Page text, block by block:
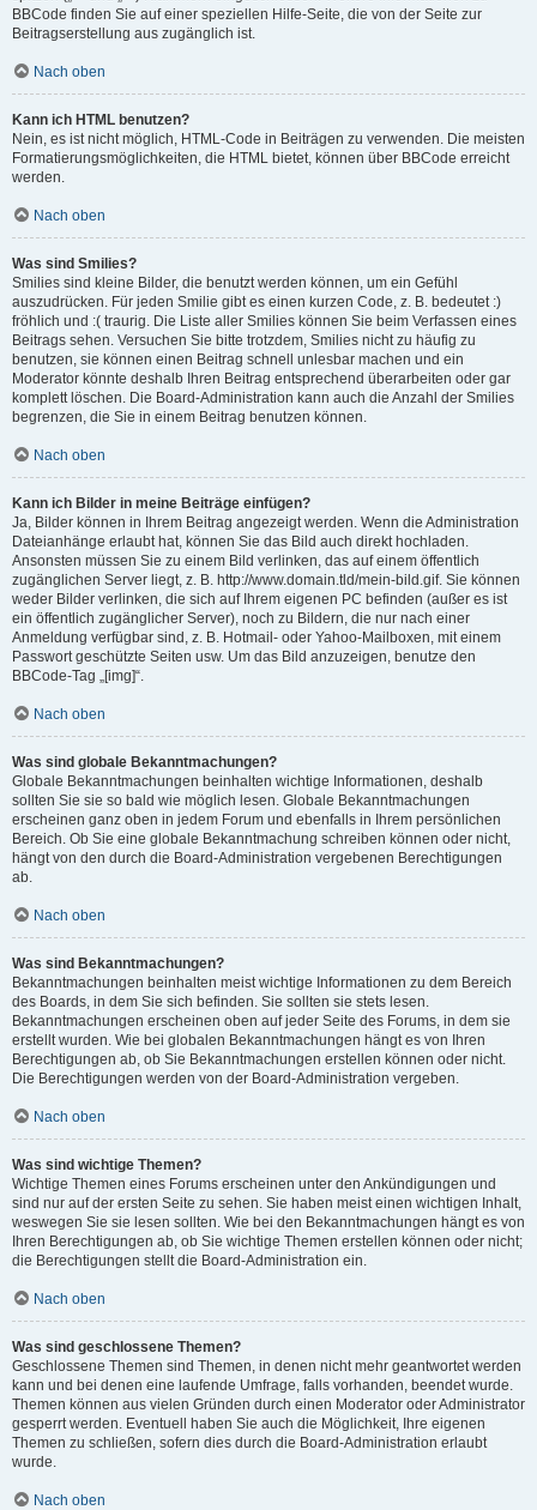
BBCode finden Sie auf einer speziellen Hilfe-Seite, die von der Seite zur
Beitragserstellung aus zugänglich ist.
Nach oben
Kann ich HTML benutzen?
Nein, es ist nicht möglich, HTML-Code in Beiträgen zu verwenden. Die meisten
Formatierungsmöglichkeiten, die HTML bietet, können über BBCode erreicht
werden.
Nach oben
Was sind Smilies?
Smilies sind kleine Bilder, die benutzt werden können, um ein Gefühl
auszudrücken. Für jeden Smilie gibt es einen kurzen Code, z. B. bedeutet :)
fröhlich und :( traurig. Die Liste aller Smilies können Sie beim Verfassen eines
Beitrags sehen. Versuchen Sie bitte trotzdem, Smilies nicht zu häufig zu
benutzen, sie können einen Beitrag schnell unlesbar machen und ein
Moderator könnte deshalb Ihren Beitrag entsprechend überarbeiten oder gar
komplett löschen. Die Board-Administration kann auch die Anzahl der Smilies
begrenzen, die Sie in einem Beitrag benutzen können.
Nach oben
Kann ich Bilder in meine Beiträge einfügen?
Ja, Bilder können in Ihrem Beitrag angezeigt werden. Wenn die Administration
Dateianhänge erlaubt hat, können Sie das Bild auch direkt hochladen.
Ansonsten müssen Sie zu einem Bild verlinken, das auf einem öffentlich
zugänglichen Server liegt, z. B. http://www.domain.tld/mein-bild.gif. Sie können
weder Bilder verlinken, die sich auf Ihrem eigenen PC befinden (außer es ist
ein öffentlich zugänglicher Server), noch zu Bildern, die nur nach einer
Anmeldung verfügbar sind, z. B. Hotmail- oder Yahoo-Mailboxen, mit einem
Passwort geschützte Seiten usw. Um das Bild anzuzeigen, benutze den
BBCode-Tag „[img]“.
Nach oben
Was sind globale Bekanntmachungen?
Globale Bekanntmachungen beinhalten wichtige Informationen, deshalb
sollten Sie sie so bald wie möglich lesen. Globale Bekanntmachungen
erscheinen ganz oben in jedem Forum und ebenfalls in Ihrem persönlichen
Bereich. Ob Sie eine globale Bekanntmachung schreiben können oder nicht,
hängt von den durch die Board-Administration vergebenen Berechtigungen
ab.
Nach oben
Was sind Bekanntmachungen?
Bekanntmachungen beinhalten meist wichtige Informationen zu dem Bereich
des Boards, in dem Sie sich befinden. Sie sollten sie stets lesen.
Bekanntmachungen erscheinen oben auf jeder Seite des Forums, in dem sie
erstellt wurden. Wie bei globalen Bekanntmachungen hängt es von Ihren
Berechtigungen ab, ob Sie Bekanntmachungen erstellen können oder nicht.
Die Berechtigungen werden von der Board-Administration vergeben.
Nach oben
Was sind wichtige Themen?
Wichtige Themen eines Forums erscheinen unter den Ankündigungen und
sind nur auf der ersten Seite zu sehen. Sie haben meist einen wichtigen Inhalt,
weswegen Sie sie lesen sollten. Wie bei den Bekanntmachungen hängt es von
Ihren Berechtigungen ab, ob Sie wichtige Themen erstellen können oder nicht;
die Berechtigungen stellt die Board-Administration ein.
Nach oben
Was sind geschlossene Themen?
Geschlossene Themen sind Themen, in denen nicht mehr geantwortet werden
kann und bei denen eine laufende Umfrage, falls vorhanden, beendet wurde.
Themen können aus vielen Gründen durch einen Moderator oder Administrator
gesperrt werden. Eventuell haben Sie auch die Möglichkeit, Ihre eigenen
Themen zu schließen, sofern dies durch die Board-Administration erlaubt
wurde.
Nach oben